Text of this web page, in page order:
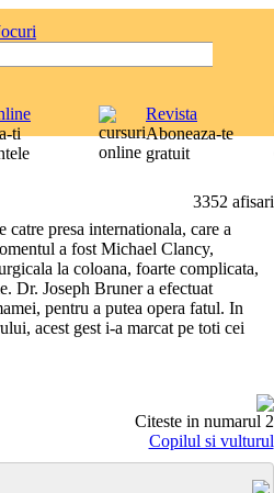
ti
Revista
Aboneaza-te
gratuit
3352 afisari
presa internationala, care a
a fost Michael Clancy,
la coloana, foarte complicata,
Dr. Joseph Bruner a efectuat
pentru a putea opera fatul. In
acest gest i-a marcat pe toti cei
Citeste in numarul 2
Copilul si vulturul